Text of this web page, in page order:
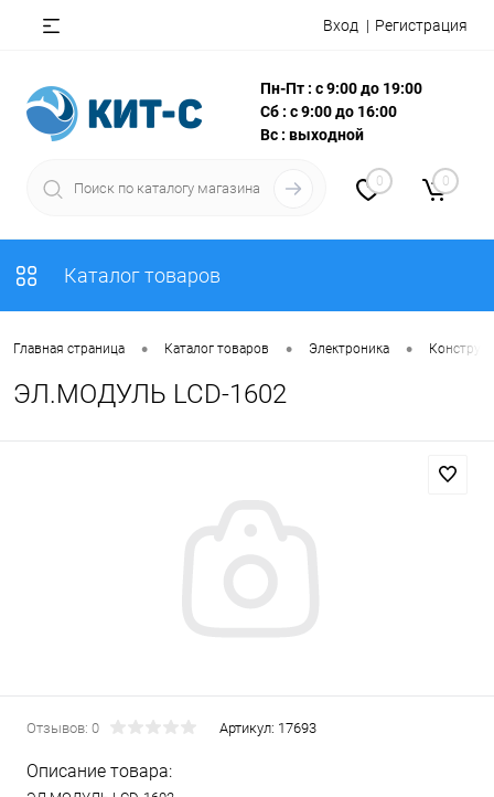
Вход Регистрация
Пн-Пт : с 9:00 до 19:00
Сб : с 9:00 до 16:00
Вс : выходной
0 0
Каталог товаров
Главная страница • Каталог товаров • Электроника •
ЭЛ.МОДУЛЬ LCD-1602
Отзывов: 0 Артикул: 17693
Описание товара: